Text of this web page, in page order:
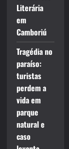
Literária
em
Camboriú
Tragédia no
paraíso:
turistas
perdem a
vida em
parque
natural e
caso